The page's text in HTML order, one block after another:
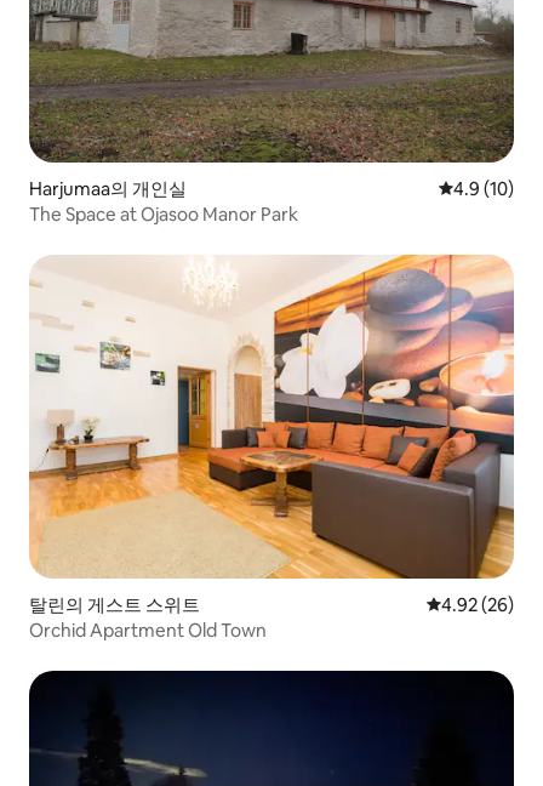
Harjumaa의 개인실 평점 4.9점(5
4.9 (10)
The Space at Ojasoo Manor Park
탈린의 게스트 스위트 평점 4.92점(5
4.92 (26)
Orchid Apartment Old Town